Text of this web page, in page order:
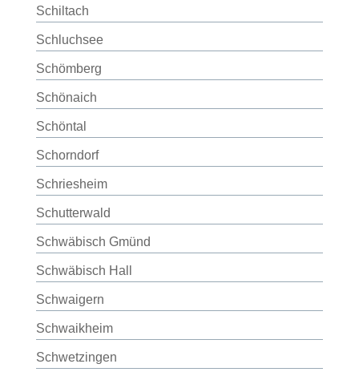
Schiltach
Schluchsee
Schömberg
Schönaich
Schöntal
Schorndorf
Schriesheim
Schutterwald
Schwäbisch Gmünd
Schwäbisch Hall
Schwaigern
Schwaikheim
Schwetzingen